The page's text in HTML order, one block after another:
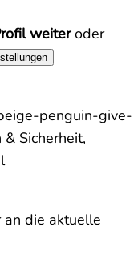
weiteroder
penguin-give-
& Sicherheit,
die aktuelle